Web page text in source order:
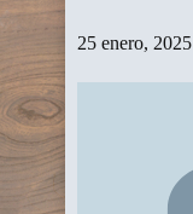
25 enero, 2025